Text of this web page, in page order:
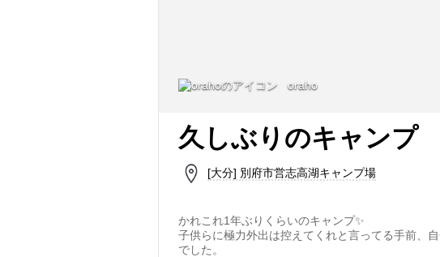
oraho
久しぶりのキャンプ
[大分] 別府市営志高湖キャンプ場
かれこれ1年ぶりくらいのキャンプ✨
子供らに極力外出は控えてくれと言ってる手前、
でした。